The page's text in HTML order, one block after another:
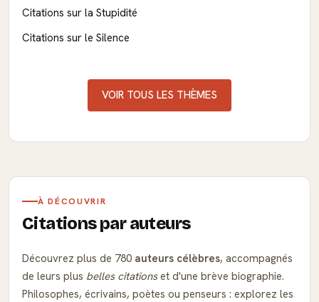
Citations sur la Stupidité
Citations sur le Silence
VOIR TOUS LES THÈMES
À DÉCOUVRIR
Citations par auteurs
Découvrez plus de 780 auteurs célèbres, accompagnés
de leurs plus belles citationset d'une brève biographie.
Philosophes, écrivains, poètes ou penseurs : explorez les